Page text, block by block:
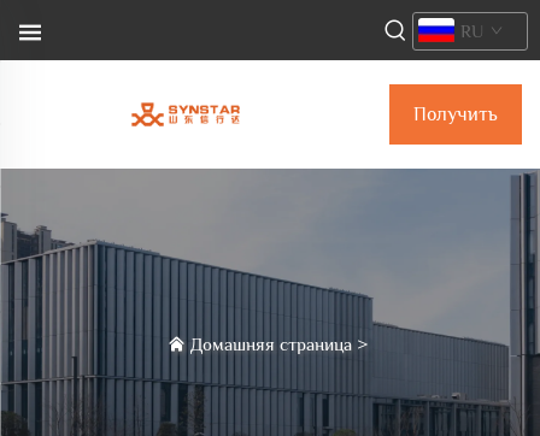
Получить
коммерческое
RU
Домашняя страница >